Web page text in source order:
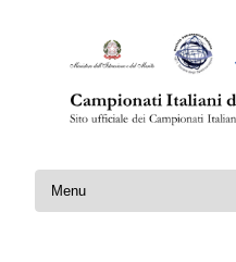
Skip to content